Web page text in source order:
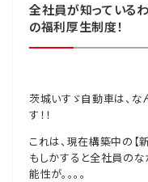
全社員が知っているわ
の福利厚生制度！
茨城いすゞ自動車は、な
す！！
これは、現在構築中の【
もしかすると全社員の
能性が。。。。